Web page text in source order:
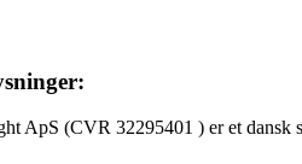
ApS (CVR 32295401 ) er et dansk